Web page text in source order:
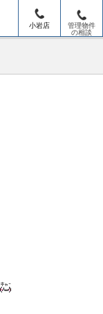
小岩店
管理物件
の相談